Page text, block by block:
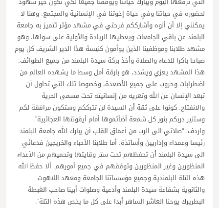
لحضوره في حياتنا وفي حياة إخوتنا في الإنسانية والمجتمع. وهنا لا
يمكنني إلا أن أنوه وأشارككم فرحتي في مشهد مؤثر تتميز به جامعة
البلمند عن باقي الجامعات ويعطيها الريادة والأولية على سواها، وهو
مشهد طلابنا وموظفينا الذين يوأمون كنيسة هذا الدير الشريف كل يوم
صباحا باكرا للدعاء والصلاة وأخذ بركة سيدة البلمند من جميع الطوائف.
هذا المشهد يعزي ويشدد، هو بارقة أمل وسط ما يشهده العالم من
اضطرابات وحروب على جميع الأصعدة، وخصوصا تلك التي تحاول أن
تبعد الإنسان عن الله وتعريه من إنسانيته تحت مسمى الحرية
والانفتاح. كونوا على ثقة أن السيدة لن تترككم وستكون مرافقة لكم
وستنير دربكم بنور كل شمعة أضأتموها أمام أيقونتها العجائبية”.
واردف: “صلاتي الى الرب من أعماق القلب أن يبارك الله جامعة البلمند
رئيسا وعمداء وإداريين وأساتذة. أما طلابنا الأحباء والخريجين فدعائي
الى سيدة البلمند أن تحفظهم تحت ستر وقايتها وتحميهم من الأعداء
المنظورين وغير المنظورين وتوفقهم في جميع أمورهم. ألا حفظ الله
هذه التلة البلمندية وجميع مؤسساتنا الجامعة ومعهد اللاهوت
والثانوية بشفاعة سيدة البلمند وأدعية وصلوات أبينا صاحب الغبطة
البطريرك يوحنا العاشر الساهر أبدا على كل ما يخص هذه التلة”.